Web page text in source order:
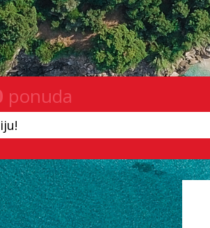
ponuda